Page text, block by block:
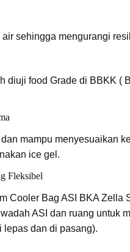
sehingga mengurangi
diuji food Grade di BBKK (
mampu menyesuaikan
ice gel.
Fleksibel
Cooler Bag ASI BKA Zella
ASI dan ruang untuk
lepas dan di pasang).